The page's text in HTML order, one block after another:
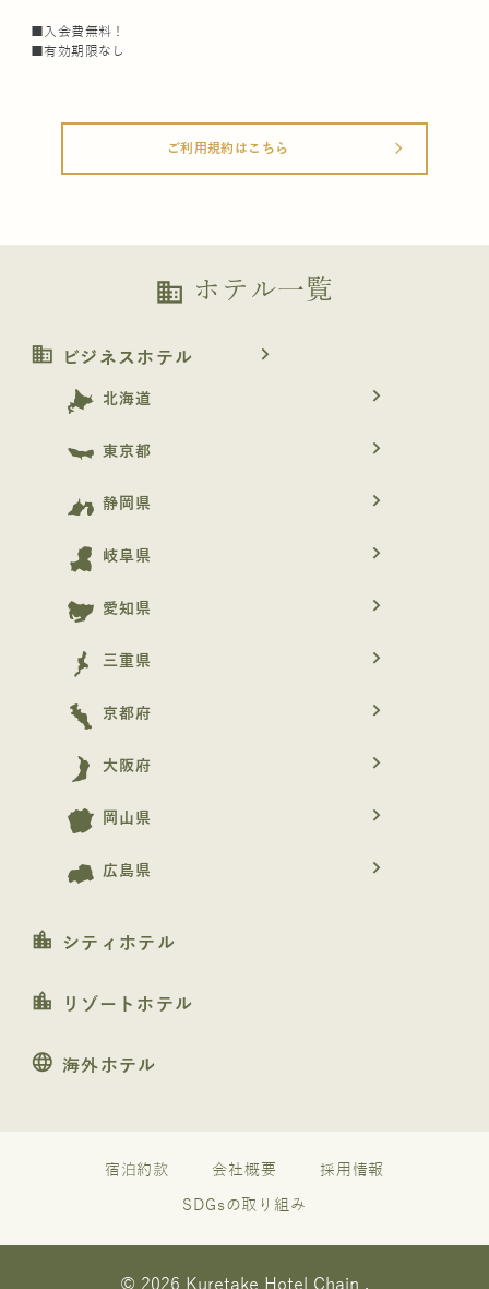
■入会費無料！
■有効期限なし
ご利用規約はこちら arrow_forward_ios
business ホテル一覧
business ビジネスホテル navigate_next
北海道 navigate_next
東京都 navigate_next
静岡県 navigate_next
岐阜県 navigate_next
愛知県 navigate_next
三重県 navigate_next
京都府 navigate_next
大阪府 navigate_next
岡山県 navigate_next
広島県 navigate_next
location_city シティホテル
location_city リゾートホテル
language 海外ホテル
宿泊約款 会社概要 採用情報
SDGsの取り組み
© 2026 Kuretake Hotel Chain .